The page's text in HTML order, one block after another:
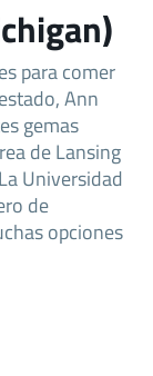
para comer
Ann
gemas
de Lansing
Universidad
de
opciones